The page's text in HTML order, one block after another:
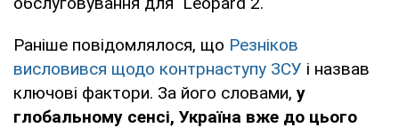
Раніше повідомлялося, що Резніков
висловився щодо контрнаступу ЗСУ і назвав
ключові фактори. За його словами, у
глобальному сенсі, Україна вже до цього